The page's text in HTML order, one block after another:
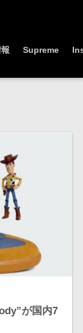
Supreme
が国内7